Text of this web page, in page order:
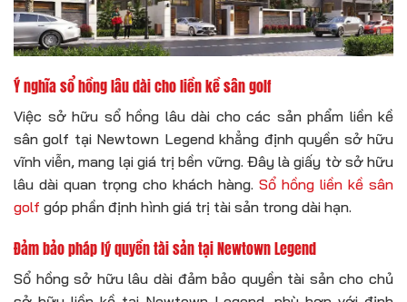
Ý nghĩa sổ hồng lâu dài cho liền kề sân golf
Việc sở hữu sổ hồng lâu dài cho các sản phẩm liền kề
sân golf tại Newtown Legend khẳng định quyền sở hữu
vĩnh viễn, mang lại giá trị bền vững. Đây là giấy tờ sở hữu
lâu dài quan trọng cho khách hàng. Sổ hồng liền kề sân
golf góp phần định hình giá trị tài sản trong dài hạn.
Đảm bảo pháp lý quyền tài sản tại Newtown Legend
Sổ hồng sở hữu lâu dài đảm bảo quyền tài sản cho chủ